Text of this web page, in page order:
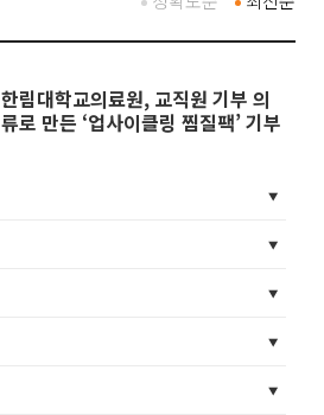
한림대학교의료원, 교직원 기부 의
류로 만든 ‘업사이클링 찜질팩’ 기부